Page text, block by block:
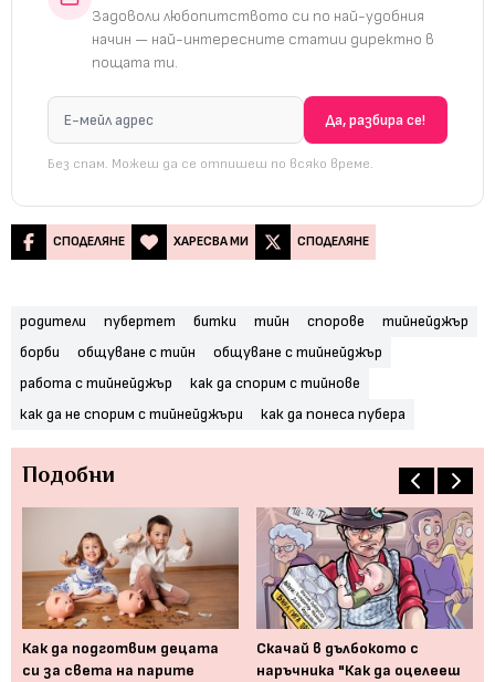
Задоволи любопитството си по най-удобния
начин — най-интересните статии директно в
пощата ти.
Без спам. Можеш да се отпишеш по всяко време.
СПОДЕЛЯНЕ ХАРЕСВА МИ СПОДЕЛЯНЕ
родители пубертет битки тийн спорове
тийнейджър
борби
общуване с тийн
общуване с тийнейджър
работа с тийнейджър
как да спорим с тийнове
как да не спорим с тийнейджъри
как да понеса пубера
Подобни
Как да подготвим децата
си за света на парите
Скачай в дълбокото с
наръчника "Как да оцелееш